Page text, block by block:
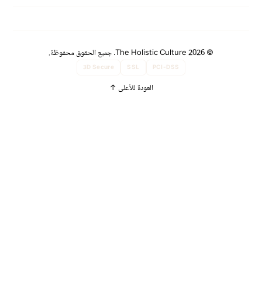
PCI-DSS
3D Secure
العودة للأعلى↑